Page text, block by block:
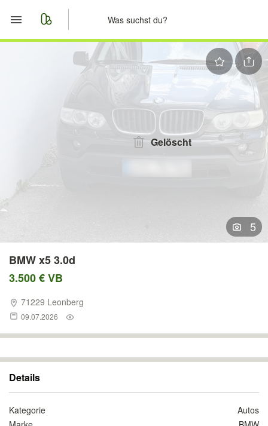
Nachrichten
Anzeige aufgeben
Gelöscht
5
BMW x5 3.0d
3.500 € VB
71229 Leonberg
09.07.2026
Details
Kategorie
Autos